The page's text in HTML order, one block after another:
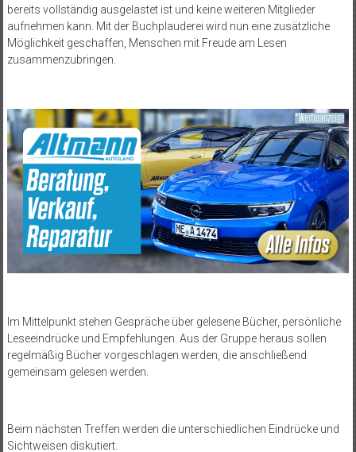
bereits vollständig ausgelastet ist und keine weiteren Mitglieder
aufnehmen kann. Mit der Buchplauderei wird nun eine zusätzliche
Möglichkeit geschaffen, Menschen mit Freude am Lesen
zusammenzubringen.
Im Mittelpunkt stehen Gespräche über gelesene Bücher, persönliche
Leseeindrücke und Empfehlungen. Aus der Gruppe heraus sollen
regelmäßig Bücher vorgeschlagen werden, die anschließend
gemeinsam gelesen werden.
Beim nächsten Treffen werden die unterschiedlichen Eindrücke und
Sichtweisen diskutiert.